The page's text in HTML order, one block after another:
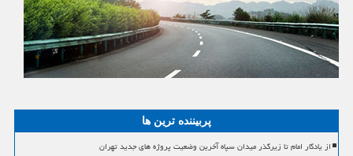
پربیننده ترین ها
از یادگار امام تا زیرگذر میدان سپاه آخرین وضعیت پروژه های جدید تهران